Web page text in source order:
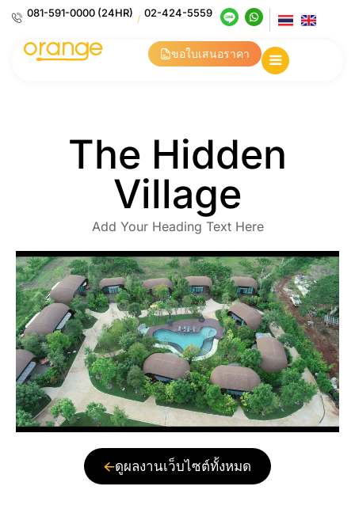
081-591-0000 (24HR) / 02-424-5559
ขอใบเสนอราคา
The Hidden
Village
Add Your Heading Text Here
ดูผลงานเว็บไซต์ทั้งหมด